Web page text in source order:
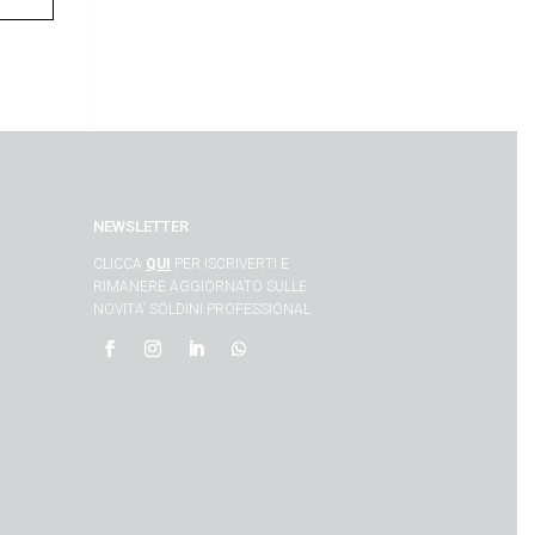
NEWSLETTER
CLICCA QUI PER ISCRIVERTI E
RIMANERE AGGIORNATO SULLE
NOVITA’ SOLDINI PROFESSIONAL